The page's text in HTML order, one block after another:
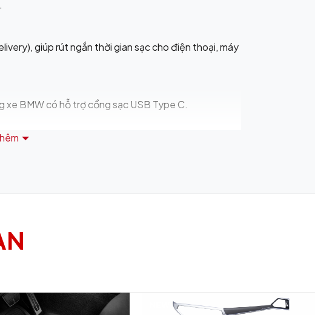
giúp rút ngắn thời gian sạc cho điện thoại, máy
BMW có hỗ trợ cổng sạc USB Type C.